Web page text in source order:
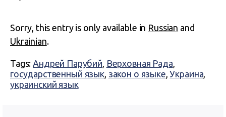
Sorry, this entry is only available in Russian and
Ukrainian.
Tags:Андрей Парубий, Верховная Рада,
государственный язык, закон о языке,Украина,
украинский язык